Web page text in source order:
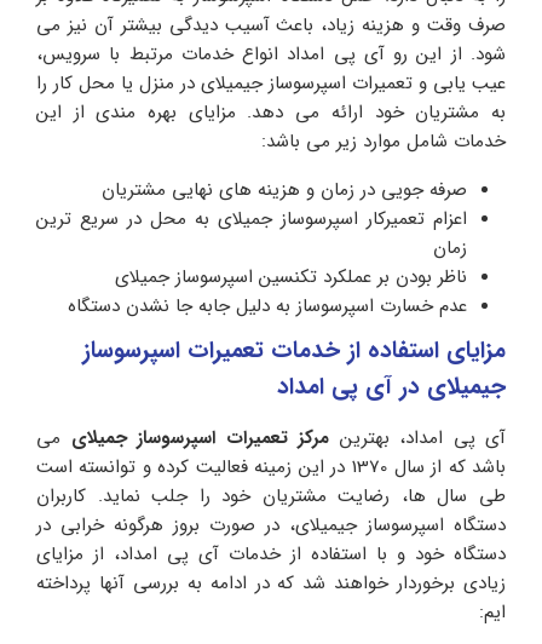
صرف وقت و هزینه زیاد، باعث آسیب دیدگی بیشتر آن نیز می
شود. از این رو آی پی امداد انواع خدمات مرتبط با سرویس،
عیب یابی و تعمیرات اسپرسوساز جیمیلای در منزل یا محل کار را
به مشتریان خود ارائه می دهد. مزایای بهره مندی از این
خدمات شامل موارد زیر می باشد:
صرفه جویی در زمان و هزینه های نهایی مشتریان
اعزام تعمیرکار اسپرسوساز جمیلای به محل در سریع ترین
زمان
ناظر بودن بر عملکرد تکنسین اسپرسوساز جمیلای
عدم خسارت اسپرسوساز به دلیل جابه جا نشدن دستگاه
مزایای استفاده از خدمات تعمیرات اسپرسوساز
جیمیلای در آی پی امداد
آی پی امداد، بهترین مرکز تعمیرات اسپرسوساز جمیلای می
باشد که از سال 1370 در این زمینه فعالیت کرده و توانسته است
طی سال ها، رضایت مشتریان خود را جلب نماید. کاربران
دستگاه اسپرسوساز جیمیلای، در صورت بروز هرگونه خرابی در
دستگاه خود و با استفاده از خدمات آی پی امداد، از مزایای
زیادی برخوردار خواهند شد که در ادامه به بررسی آنها پرداخته
ایم: